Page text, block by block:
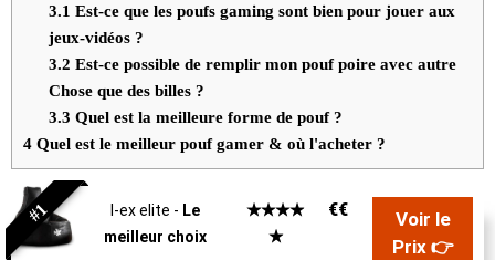
3.1 Est-ce que les poufs gaming sont bien pour jouer aux
jeux-vidéos ?
3.2 Est-ce possible de remplir mon pouf poire avec autre
Chose que des billes ?
3.3 Quel est la meilleure forme de pouf ?
4 Quel est le meilleur pouf gamer & où l'acheter ?
#1 I-ex elite - Le
meilleur choix
☆☆☆☆
☆
€€
Voir le
Prix 👉